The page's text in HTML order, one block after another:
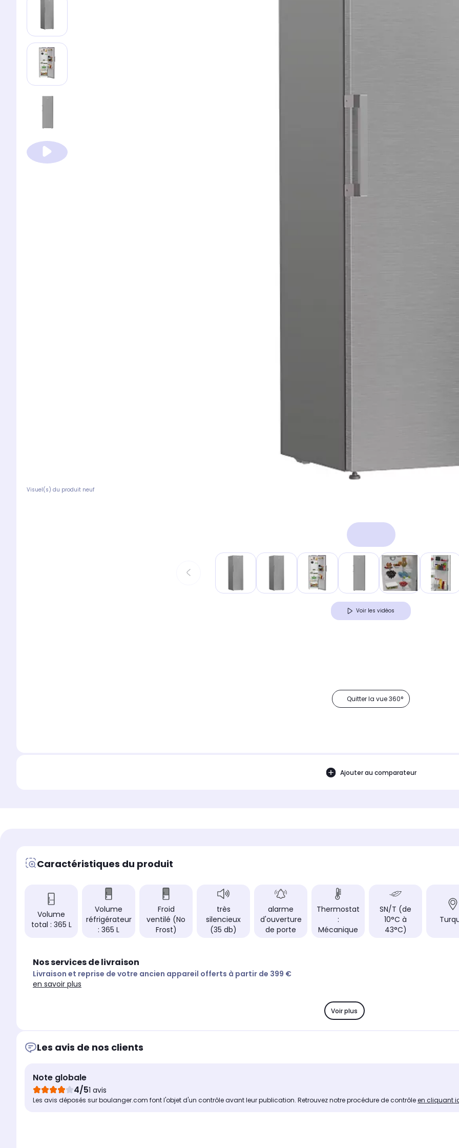
Visuel(s) du produit neuf
Voir les vidéos
Quitter la vue 360°
Ajouter au comparateur
Caractéristiques du produit
Volume
total : 365 L
Volume
réfrigérateur
: 365 L
Froid
ventilé (No
Frost)
très
silencieux
(35 db)
alarme
d'ouverture
de porte
Thermostat
:
Mécanique
SN/T (de
10°C à
43°C)
Nos services de livraison
Livraison et reprise de votre ancien appareil offerts à partir de 399 €
en savoir plus
Voir plus
Les avis de nos clients
Note globale
4/51 avis
Les avis déposés sur boulanger.com font l'objet d'un contrôle avant leur publication. Retrouvez notre procédure de contrôleen cliquant